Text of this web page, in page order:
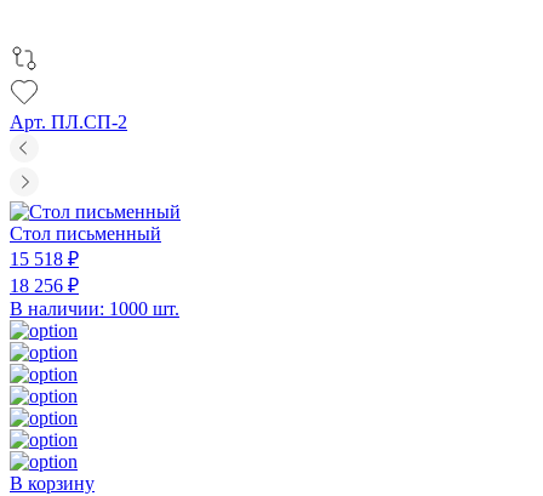
Арт. ПЛ.СП-2
Стол письменный
15 518 ₽
18 256 ₽
В наличии: 1000 шт.
В корзину